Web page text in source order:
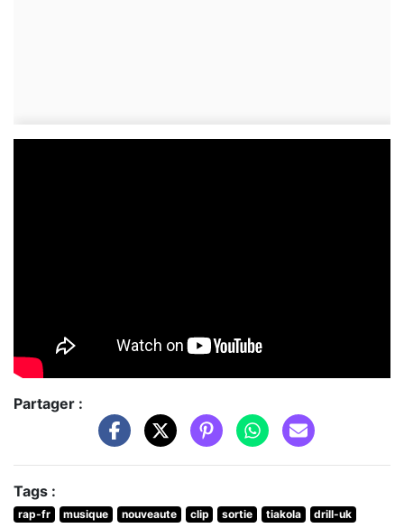
Partager :
Tags :
rap-fr musique nouveaute clip sortie tiakola
drill-uk